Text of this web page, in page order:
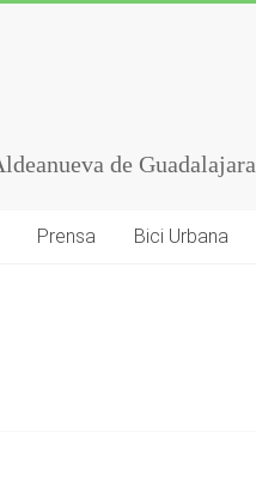
de Guadalajara
Prensa Bici Urbana